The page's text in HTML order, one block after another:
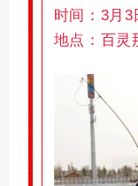
时间： 3月 3
地点： 百灵